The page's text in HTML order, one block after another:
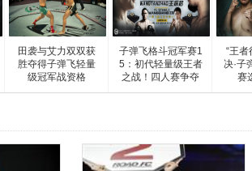
田袭与艾力双双获
胜夺得子弹飞轻量
级冠军战资格
子弹飞格斗冠军赛1
5：初代轻量级王者
之战！四人赛争夺
金
“王者
决·子
赛